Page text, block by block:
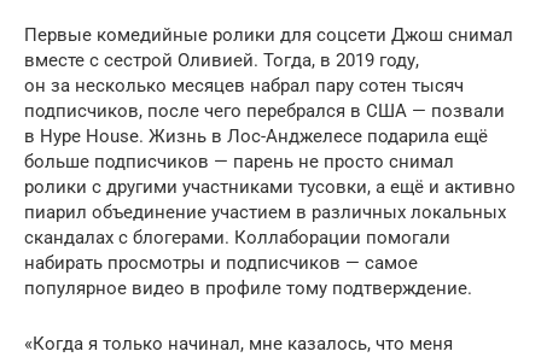
Первые комедийные ролики для соцсети Джош снимал
вместе с сестрой Оливией. Тогда, в 2019 году,
он за несколько месяцев набрал пару сотен тысяч
подписчиков, после чего перебрался в США — позвали
в Hype House. Жизнь в Лос-Анджелесе подарила ещё
больше подписчиков — парень не просто снимал
ролики с другими участниками тусовки, а ещё и активно
пиарил объединение участием в различных локальных
скандалах с блогерами. Коллаборации помогали
набирать просмотры и подписчиков — самое
популярное видео в профиле тому подтверждение.
«Когда я только начинал, мне казалось, что меня